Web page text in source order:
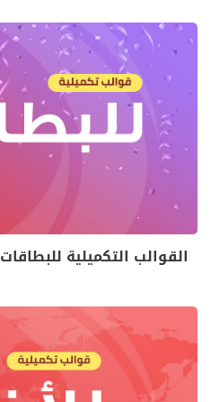
القوالب التكميلية للبطاقات